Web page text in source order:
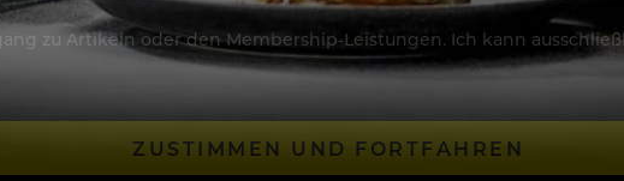
zu Artikeln oder den Membership-Leistungen. Ich kann
ZUSTIMMEN UND FORTFAHREN